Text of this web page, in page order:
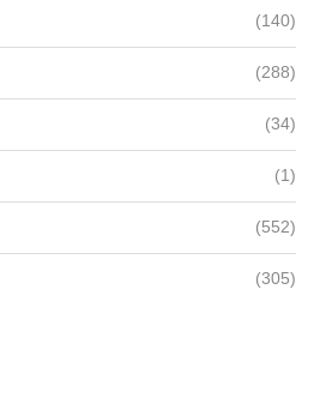
(140)
(288)
(34)
(1)
(552)
(305)